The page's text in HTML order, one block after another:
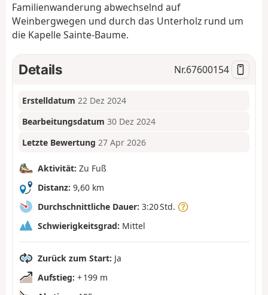
n
Familienwanderung abwechselnd auf
Weinbergwegen und durch das Unterholz rund um
die Kapelle Sainte-Baume.
Details Nr.67600154
Erstelldatum 22 Dez 2024
Bearbeitungsdatum 30 Dez 2024
Letzte Bewertung 27 Apr 2026
Aktivität: Zu Fuß
Distanz: 9,60 km
Durchschnittliche Dauer: 3:20 Std.
Schwierigkeitsgrad: Mittel
Zurück zum Start: Ja
Aufstieg: + 199 m